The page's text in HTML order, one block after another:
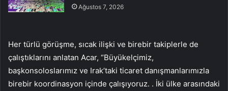
Ağustos 7, 2026
Her türlü görüşme, sıcak ilişki ve birebir takiplerle de
çalıştıklarını anlatan Acar, “Büyükelçimiz,
başkonsoloslarımız ve Irak’taki ticaret danışmanlarımızla
birebir koordinasyon içinde çalışıyoruz. . İki ülke arasındaki